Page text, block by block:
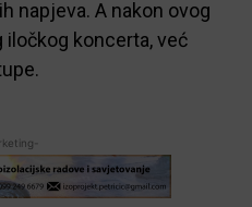
napjeva. A nakon ovog
koncerta, već